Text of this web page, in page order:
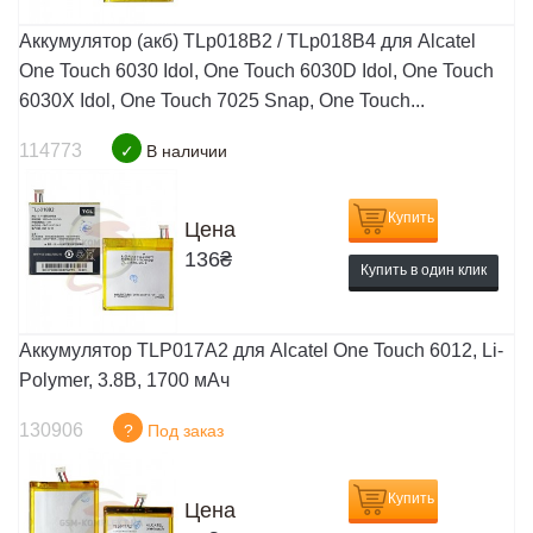
Аккумулятор (акб) TLp018B2 / TLp018B4 для Alcatel
One Touch 6030 Idol, One Touch 6030D Idol, One Touch
6030X Idol, One Touch 7025 Snap, One Touch...
114773 ✓ В наличии
Цена
136₴
Купить
Купить в один клик
Аккумулятор TLP017A2 для Alcatel One Touch 6012, Li-
Polymer, 3.8В, 1700 мАч
130906 ? Под заказ
Цена
Купить